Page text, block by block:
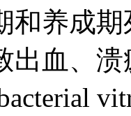
和养成
出血、